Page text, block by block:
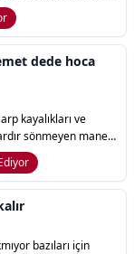
vermek istedim
dede hoca
kayalıkları ve
sönmeyen manevi
ocağı. bu kitap;
bazıları için